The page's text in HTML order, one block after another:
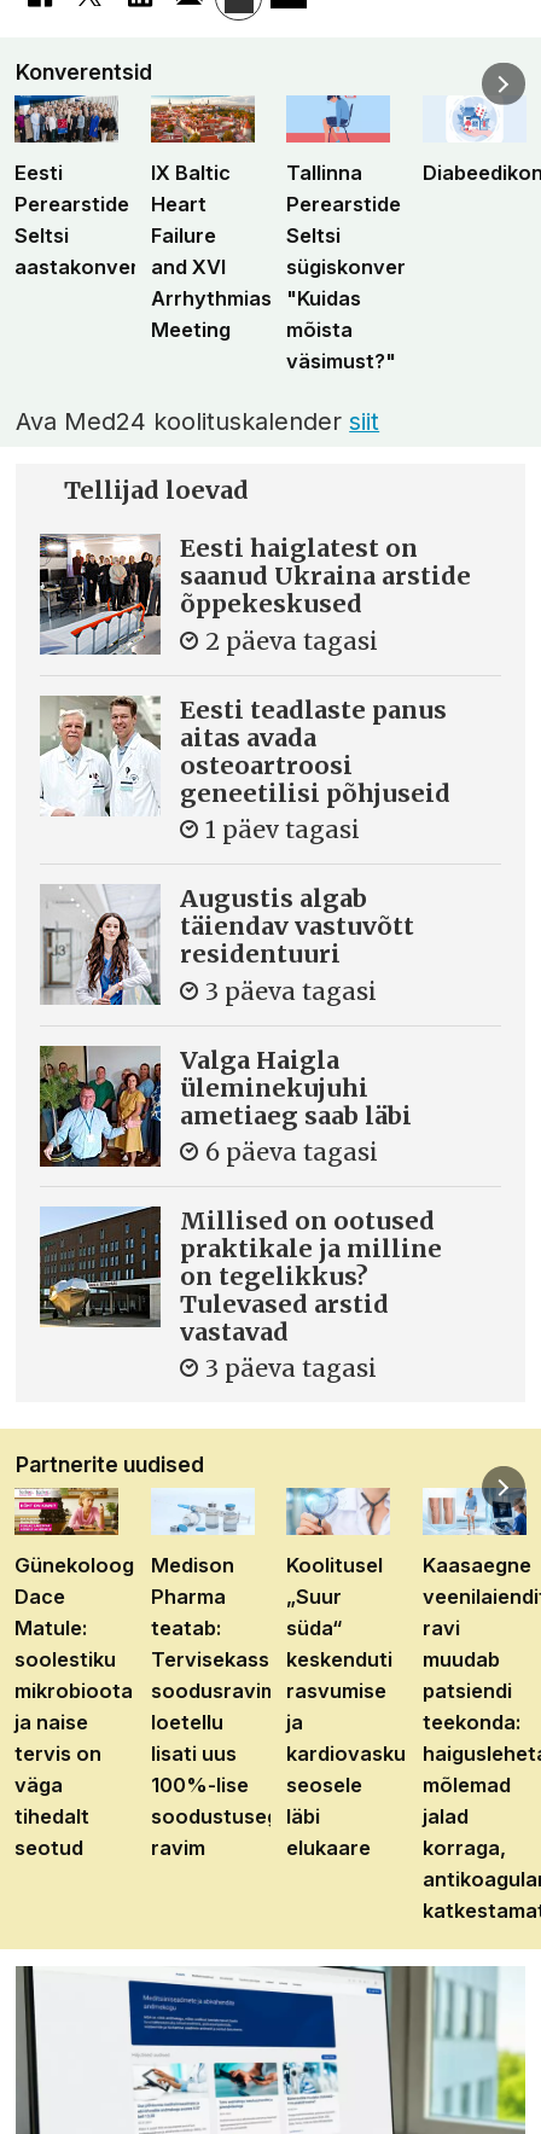
Konverentsid
Eesti
Perearstide
Seltsi
aastakonverents
IX Baltic
Heart
Failure
and XVI
Arrhythmias
Meeting
Tallinna
Perearstide
Seltsi
sügiskonverents
"Kuidas
mõista
väsimust?"
Ava Med24 koolituskalendersiit
Tellijad loevad
Eesti haiglatest on
saanud Ukraina arstide
õppekeskused
2 päeva tagasi
Eesti teadlaste panus
aitas avada
osteoartroosi
geneetilisi põhjuseid
1 päev tagasi
Augustis algab
täiendav vastuvõtt
residentuuri
3 päeva tagasi
Valga Haigla
üleminekujuhi
ametiaeg saab läbi
6 päeva tagasi
Millised on ootused
praktikale ja milline
on tegelikkus?
Tulevased arstid
vastavad
3 päeva tagasi
Partnerite uudised
Günekoloog
Dace
Matule:
soolestiku
mikrobioota
ja naise
tervis on
väga
tihedalt
seotud
Medison
Pharma
teatab:
Tervisekassa
soodusravimite
loetellu
lisati uus
100%-lise
soodustusega
ravim
Koolitusel
„Suur
süda“
keskenduti
rasvumise
ja
kardiovaskulaarhaiguste
seosele
läbi
elukaare
Kaasaegne
ravi
muudab
patsiendi
teekonda:
mõlemad
jalad
korraga,